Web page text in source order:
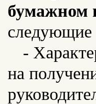
бумажном
-
на